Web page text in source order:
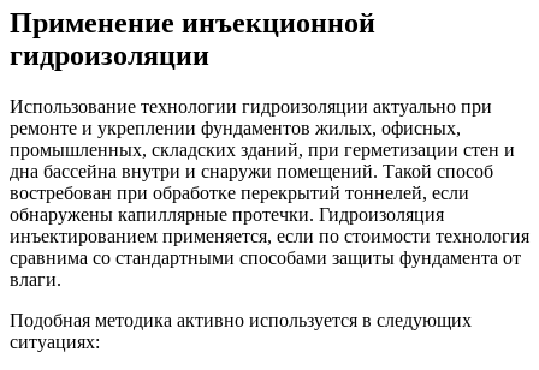
Применение инъекционной
гидроизоляции
Использование технологии гидроизоляции актуально при
ремонте и укреплении фундаментов жилых, офисных,
промышленных, складских зданий, при герметизации стен и
дна бассейна внутри и снаружи помещений. Такой способ
востребован при обработке перекрытий тоннелей, если
обнаружены капиллярные протечки. Гидроизоляция
инъектированием применяется, если по стоимости технология
сравнима со стандартными способами защиты фундамента от
влаги.
Подобная методика активно используется в следующих
ситуациях: